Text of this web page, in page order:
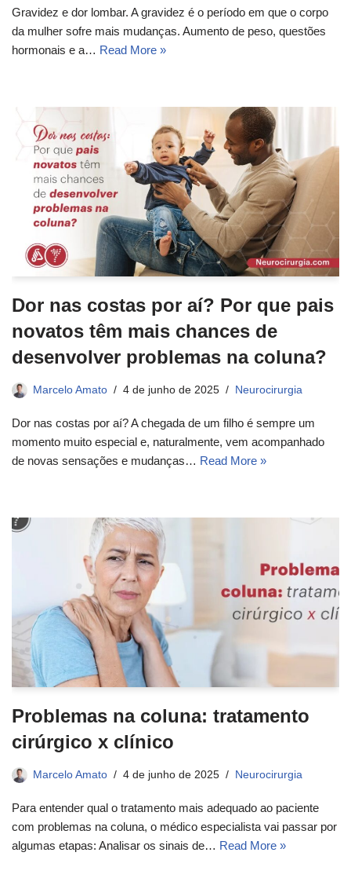
Gravidez e dor lombar. A gravidez é o período em que o corpo
da mulher sofre mais mudanças. Aumento de peso, questões
hormonais e a… Read More »
Dor nas costas por aí? Por que pais
novatos têm mais chances de
desenvolver problemas na coluna?
Marcelo Amato 4 de junho de 2025 Neurocirurgia
Dor nas costas por aí? A chegada de um filho é sempre um
momento muito especial e, naturalmente, vem acompanhado
de novas sensações e mudanças… Read More »
Problemas na coluna: tratamento
cirúrgico x clínico
Marcelo Amato 4 de junho de 2025 Neurocirurgia
Para entender qual o tratamento mais adequado ao paciente
com problemas na coluna, o médico especialista vai passar por
algumas etapas: Analisar os sinais de… Read More »